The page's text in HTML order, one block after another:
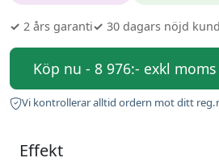
✓ 2 års garanti✓ 30 dagars nöjd kund
Köp nu - 8 976:- exkl moms
Vi kontrollerar alltid ordern mot ditt
Effekt